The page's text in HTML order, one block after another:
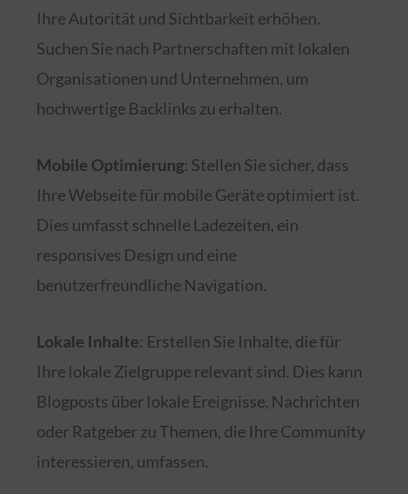
Ihre Autorität und Sichtbarkeit erhöhen.
Suchen Sie nach Partnerschaften mit lokalen
Organisationen und Unternehmen, um
hochwertige Backlinks zu erhalten.
Mobile Optimierung: Stellen Sie sicher, dass
Ihre Webseite für mobile Geräte optimiert ist.
Dies umfasst schnelle Ladezeiten, ein
responsives Design und eine
benutzerfreundliche Navigation.
Lokale Inhalte: Erstellen Sie Inhalte, die für
Ihre lokale Zielgruppe relevant sind. Dies kann
Blogposts über lokale Ereignisse, Nachrichten
oder Ratgeber zu Themen, die Ihre Community
interessieren, umfassen.